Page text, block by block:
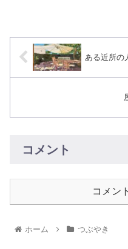
ある近所の
コメント
コメン
ホーム つぶやき